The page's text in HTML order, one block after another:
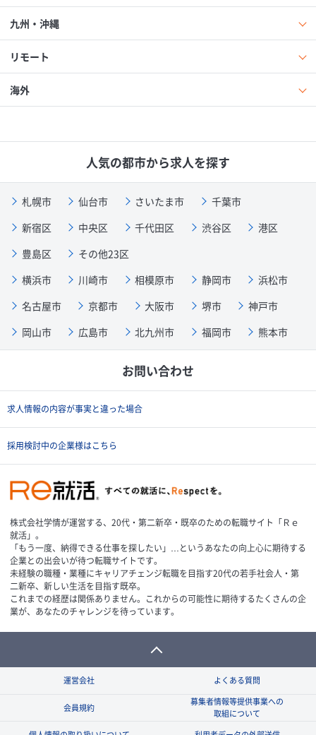
九州・沖縄
リモート
海外
人気の都市から求人を探す
札幌市 仙台市 さいたま市
千葉市
新宿区
中央区 千代田区 渋谷区
港区
豊島区
その他23区
横浜市
川崎市 相模原市 静岡市
浜松市
名古屋市
京都市 大阪市 堺市
神戸市
岡山市
広島市 北九州市 福岡市 熊本市
お問い合わせ
求人情報の内容が事実と違った場合
採用検討中の企業様はこちら
株式会社学情が運営する、20代・第二新卒・既卒のための転職サイト「Ｒｅ
就活」。
「もう一度、納得できる仕事を探したい」…というあなたの向上心に期待する
企業との出会いが待つ転職サイトです。
未経験の職種・業種にキャリアチェンジ転職を目指す20代の若手社会人・第
二新卒、新しい生活を目指す既卒。
これまでの経歴は関係ありません。これからの可能性に期待するたくさんの企
業が、あなたのチャレンジを待っています。
運営会社 よくある質問
会員規約
募集者情報等提供事業への
取組について